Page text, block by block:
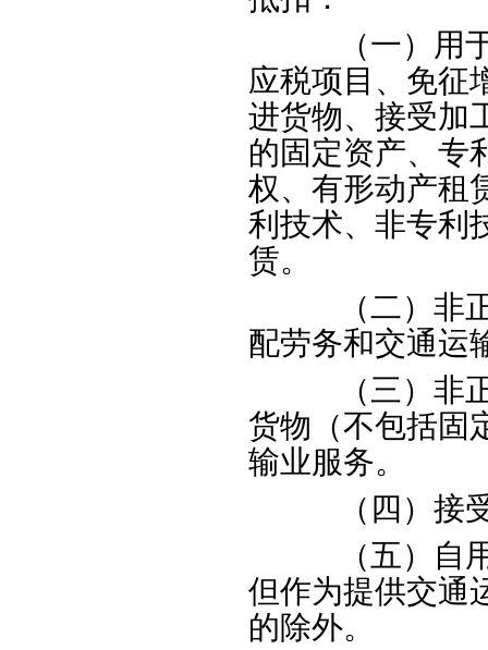
（一）用于
应税项目、免征
进货物、接受加
的固定资产、专
权、有形动产租
利技术、非专利
赁。
（二）非正
配劳务和交通运
（三）非正
货物（不包括固
输业服务。
（四）接受
（五）自用
但作为提供交通
的除外。